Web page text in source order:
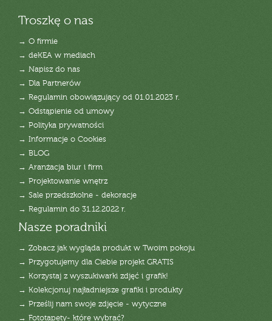
Troszkę o nas
→ O firmie
→ deKEA w mediach
→ Napisz do nas
→ Dla Partnerów
→ Regulamin obowiązujący od 01.01.2023 r.
→ Odstąpienie od umowy
→ Polityka prywatności
→ Informacje o Cookies
→ BLOG
→ Aranżacja biur i firm
→ Projektowanie wnętrz
→ Sale przedszkolne - dekoracje
→ Regulamin do 31.12.2022 r.
Nasze poradniki
→ Zobacz jak wygląda produkt w Twoim pokoju
→ Przygotujemy dla Ciebie projekt GRATIS
→ Korzystaj z wyszukiwarki zdjęć i grafik!
→ Kolekcjonuj najładniejsze grafiki i produkty
→ Prześlij nam swoje zdjęcie - wytyczne
→ Fototapety- które wybrać?